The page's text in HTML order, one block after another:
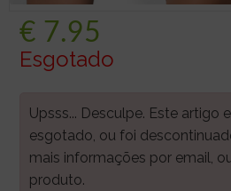
€ 7.95
Esgotado
Upsss... Desculpe. Este artigo
esgotado, ou foi
mais informações por email,
produto.